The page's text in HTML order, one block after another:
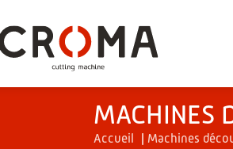
MACHINES
Accueil | Machines